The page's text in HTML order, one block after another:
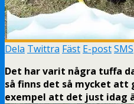
Dela Twittra Fäst E-postSMS
Det har varit några tuffa
så finns det så mycket att
exempel att det just idag